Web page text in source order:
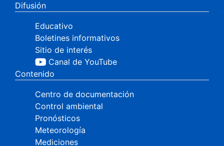
Difusión
Educativo
Boletines informativos
Sitio de interés
Canal de YouTube
Contenido
Centro de documentación
Control ambiental
Pronósticos
Meteorología
Mediciones